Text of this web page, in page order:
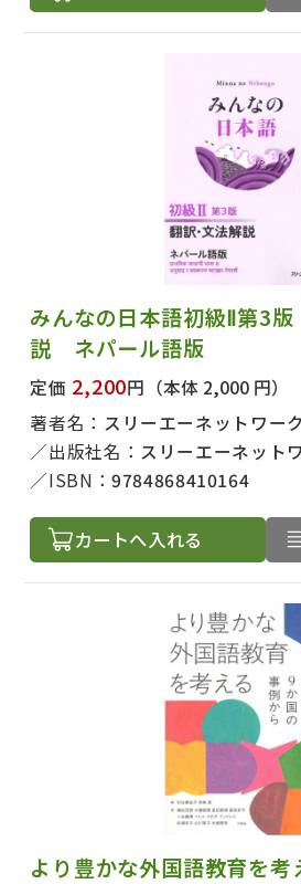
みんなの日本語初級Ⅱ第3
説 ネパール語版
定価 2,200円 （本体 2,000 円）
著者名： スリーエーネットワーク
出版社名： スリーエーネット
ISBN：9784868410164
カートへ入れる
より豊かな外国語教育を考